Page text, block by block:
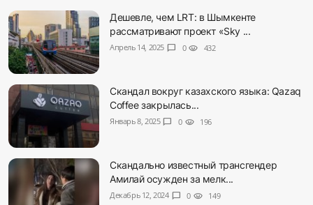
Дешевле, чем LRT: в Шымкенте
рассматривают проект «Sky ...
Апрель 14, 2025 chat_bubble 0 visibility 432
Скандал вокруг казахского языка: Qazaq
Coffee закрылась...
Январь 8, 2025 chat_bubble 0 visibility 196
Скандально известный трансгендер
Амилай осужден за мелк...
Декабрь 12, 2024 chat_bubble 0 visibility 149